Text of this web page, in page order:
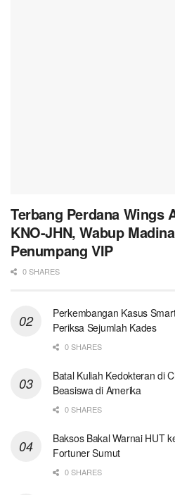
Terbang Perdana Wings
KNO-JHN, Wabup
Penumpang VIP
0 SHARES
Perkembangan Kasus
Periksa Sejumlah Kades
0 SHARES
Batal Kuliah Kedokteran di
Beasiswa di Amerika
0 SHARES
Baksos Bakal Warnai HUT
Fortuner Sumut
0 SHARES